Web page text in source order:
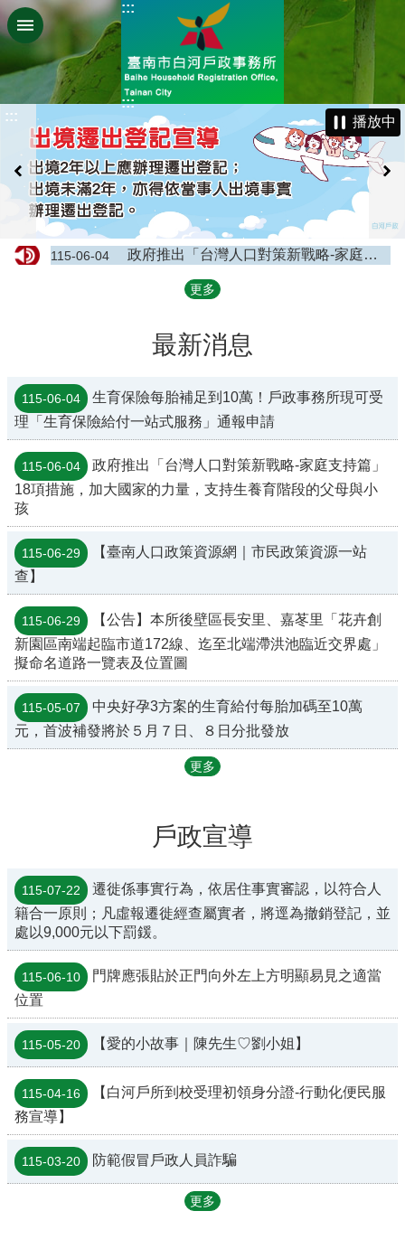
跳到主要內容區塊
:::
:::
:::
播放中
115-06-04 政府推出「台灣人口對策新戰略-家庭支持篇」18項措施，加大國家的力量，支持生養育階段的父母與小孩
【業務宣導】門牌遺失怎麼辦，補發門牌應備書件?
更多
最新消息
115-06-04
生育保險每胎補足到10萬！戶政事務所現可受
理「生育保險給付一站式服務」通報申請
115-06-04
政府推出「台灣人口對策新戰略-家庭支持篇」
18項措施，加大國家的力量，支持生養育階段的父母與小
孩
115-06-29
【臺南人口政策資源網｜市民政策資源一站
查】
115-06-29
【公告】本所後壁區長安里、嘉苳里「花卉創
新園區南端起臨市道172線、迄至北端滯洪池臨近交界處」
擬命名道路一覽表及位置圖
115-05-07
中央好孕3方案的生育給付每胎加碼至10萬
元，首波補發將於５月７日、８日分批發放
更多
戶政宣導
115-07-22
遷徙係事實行為，依居住事實審認，以符合人
籍合一原則；凡虛報遷徙經查屬實者，將逕為撤銷登記，並
處以9,000元以下罰鍰。
115-06-10
門牌應張貼於正門向外左上方明顯易見之適當
位置
115-05-20 【愛的小故事｜陳先生♡劉小姐】
115-04-16
【白河戶所到校受理初領身分證-行動化便民服
務宣導】
115-03-20 防範假冒戶政人員詐騙
更多